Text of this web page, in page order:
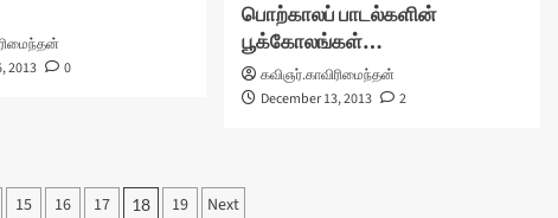
2013
0
பொற்காலப் பாடல்களின்
பூக்கோலங்கள்…
கவிஞர்.காவிரிமைந்தன்
December 13, 2013
2
15 16 17 18 19 Next